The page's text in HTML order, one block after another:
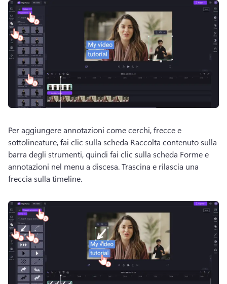
Per aggiungere annotazioni come cerchi, frecce e
sottolineature, fai clic sulla scheda Raccolta contenuto sulla
barra degli strumenti, quindi fai clic sulla scheda Forme e
annotazioni nel menu a discesa. Trascina e rilascia una
freccia sulla timeline.